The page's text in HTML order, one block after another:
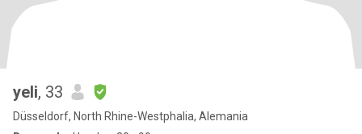
yeli, 33
Düsseldorf, North Rhine-Westphalia, Alemania